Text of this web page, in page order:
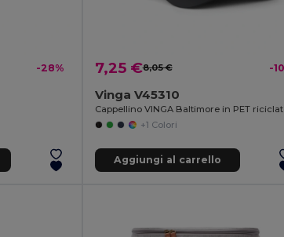
-28% 7,25 €8,05 € -
Vinga V45310
+1 Colori
Aggiungi al carrello